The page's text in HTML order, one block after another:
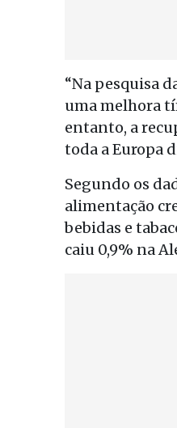
“Na pesquisa
uma melhora
entanto, a
toda a Europa
Segundo os
alimentação
bebidas e
caiu 0,9% na